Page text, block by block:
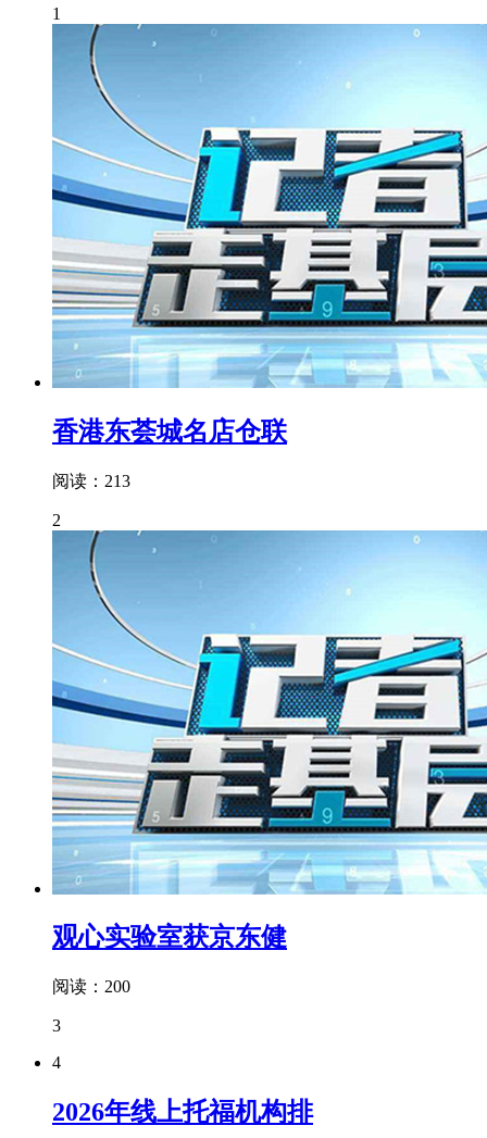
1
香港东荟城名店仓联
阅读：213
2
观心实验室获京东健
阅读：200
3
4
2026年线上托福机构排